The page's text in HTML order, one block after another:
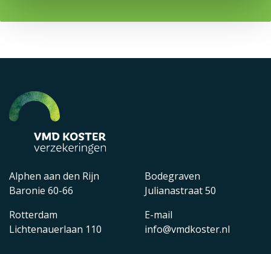
Alphen aan den Rijn
Baronie 60-66
Rotterdam
Lichtenauerlaan 110
Bodegraven
Julianastraat 50
E-mail
info@vmdkoster.nl